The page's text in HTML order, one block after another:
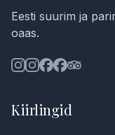
Eesti suurim ja
oaas.
Kiirlingid